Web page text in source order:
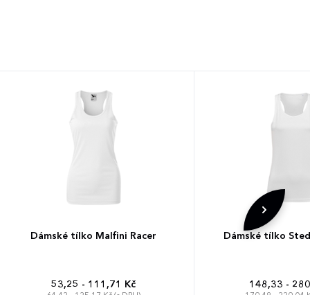
Dámské tílko Malfini Racer
53,25 - 111,71 Kč
Dámské tílko
148,33 -